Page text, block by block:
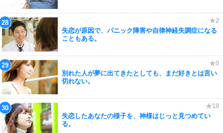
失恋が原因で、パニック障害や自律神経失調症になる
こともある。
別れた人が夢に出てきたとしても、まだ好きとは言い
切れない。
失恋したあなたの様子を、神様はじっと見つめてい
る。